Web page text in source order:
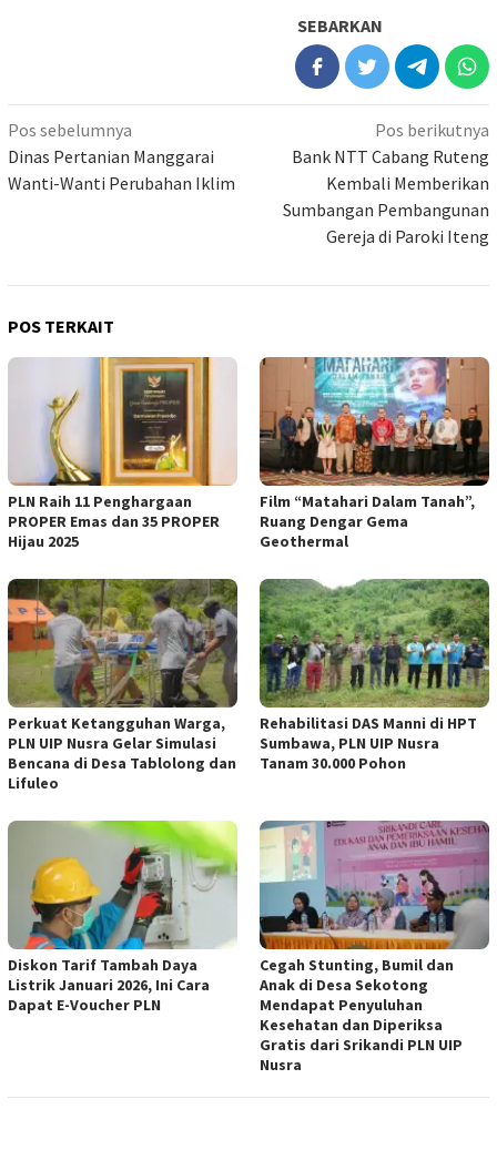
SEBARKAN
Navigasi
pos
Pos sebelumnya
Dinas Pertanian Manggarai
Wanti-Wanti Perubahan Iklim
Pos berikutnya
Bank NTT Cabang Ruteng
Kembali Memberikan
Sumbangan Pembangunan
Gereja di Paroki Iteng
POS TERKAIT
PLN Raih 11 Penghargaan
PROPER Emas dan 35 PROPER
Hijau 2025
Film “Matahari Dalam Tanah”,
Ruang Dengar Gema
Geothermal
Perkuat Ketangguhan Warga,
PLN UIP Nusra Gelar Simulasi
Bencana di Desa Tablolong dan
Lifuleo
Rehabilitasi DAS Manni di HPT
Sumbawa, PLN UIP Nusra
Tanam 30.000 Pohon
Diskon Tarif Tambah Daya
Listrik Januari 2026, Ini Cara
Dapat E-Voucher PLN
Cegah Stunting, Bumil dan
Anak di Desa Sekotong
Mendapat Penyuluhan
Kesehatan dan Diperiksa
Gratis dari Srikandi PLN UIP
Nusra